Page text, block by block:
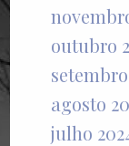
outubro
agosto
julho